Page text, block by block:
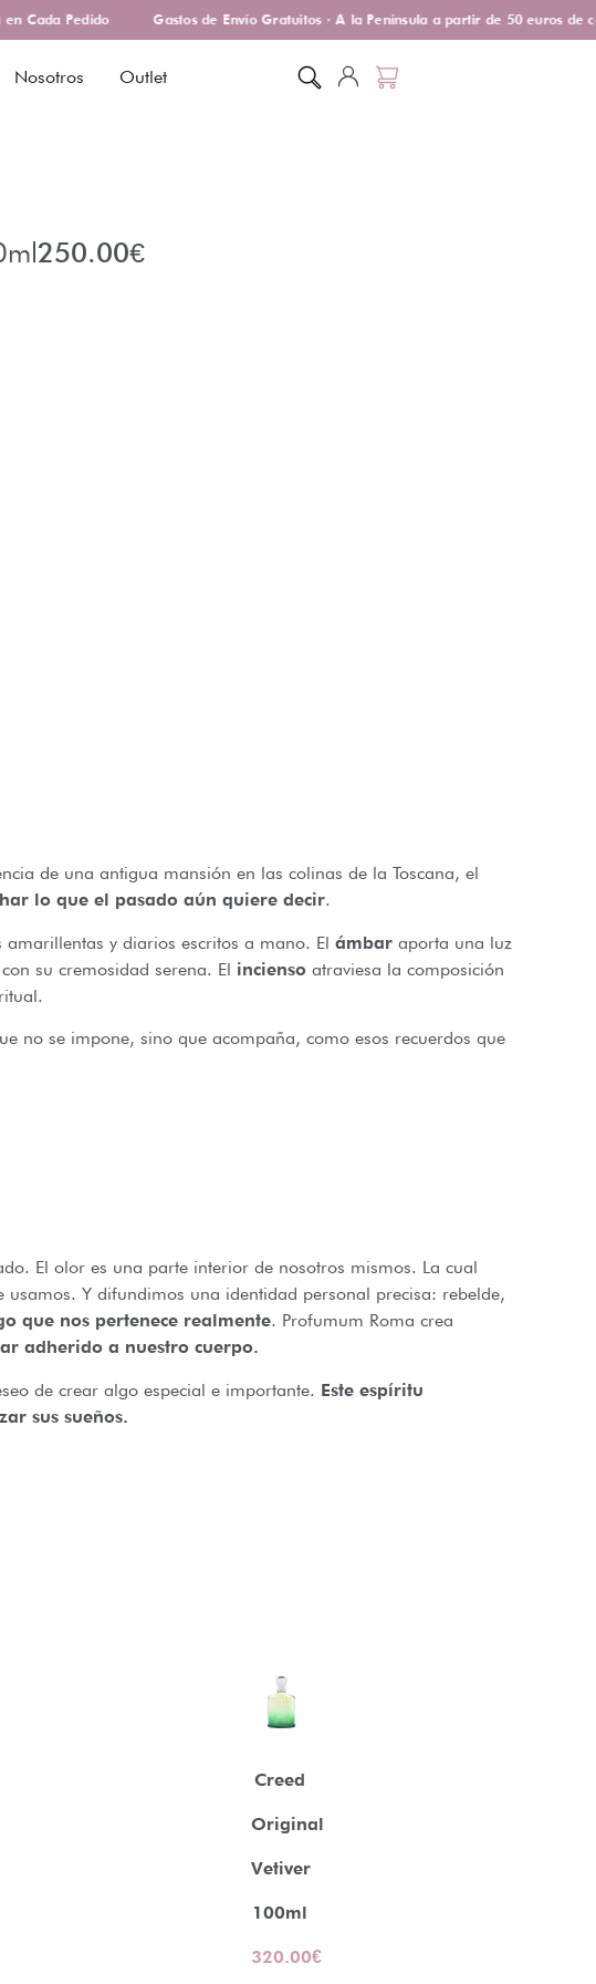
Cada Pedido Gastos de Envío Gratuitos · A la Península a partir de 50 euros de
Nosotros Outlet
250.00€
de una antigua mansión en las colinas de la Toscana, el
lo que el pasado aún quiere decir.
y diarios escritos a mano. El ámbar aporta una luz
su cremosidad serena. El incienso atraviesa la composición
no se impone, sino que acompaña, como esos recuerdos que
El olor es una parte interior de nosotros mismos. La cual
Y difundimos una identidad personal precisa: rebelde,
que nos pertenece realmente. Profumum Roma crea
adherido a nuestro cuerpo.
de crear algo especial e importante. Este espíritu
sus sueños.
Creed
Original
Vetiver
100ml
320.00€